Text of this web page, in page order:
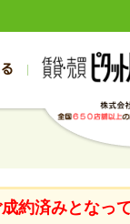
売買
建て
建て
帯広の
帯広の
売買
建て
建て
旭川の
旭川の
スタッフブログ
売却のお問合せ
約済みとなっ